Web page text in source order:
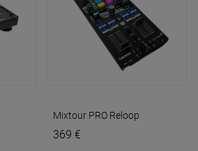
Mixtour PRO Reloop
369 €